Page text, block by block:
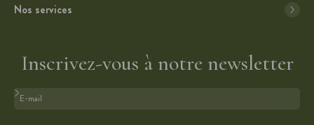
Nos services
Inscrivez-vous à notre newsletter
Format : adresse@email.com